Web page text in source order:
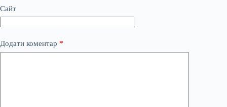
Сайт
Додати коментар *